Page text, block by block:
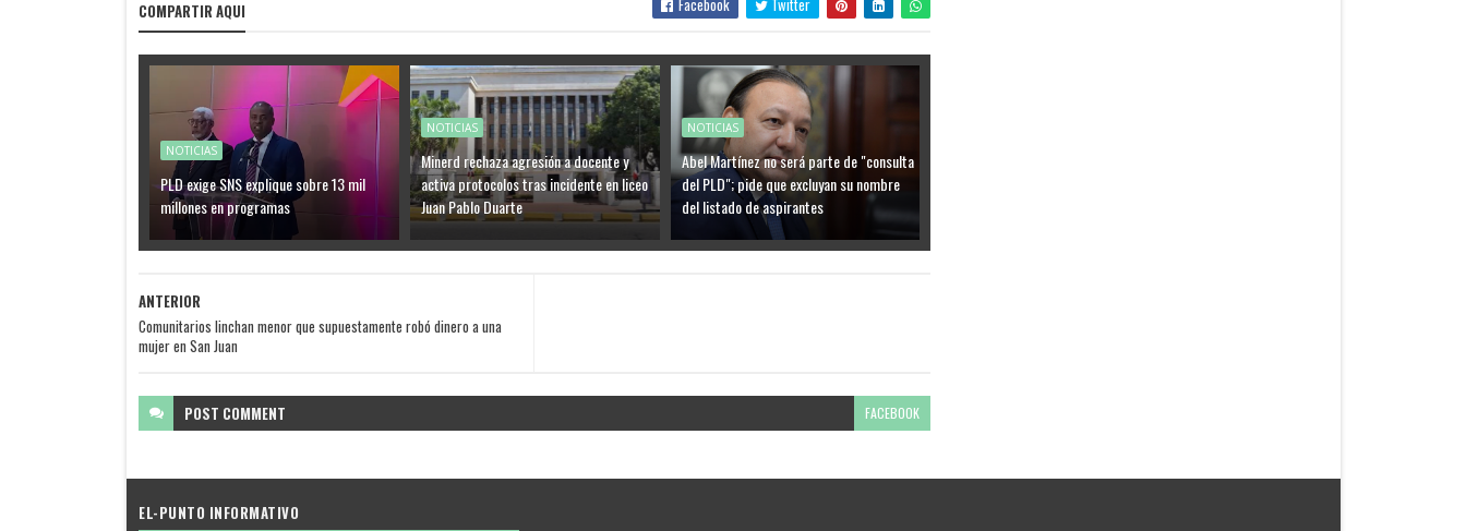
COMPARTIR AQUI Facebook Twitter
NOTICIAS
PLD exige SNS explique sobre 13 mil
millones en programas
NOTICIAS
Minerd rechaza agresión a docente y
activa protocolos tras incidente en liceo
Juan Pablo Duarte
NOTICIAS
Abel Martínez no será parte de "consulta
del PLD"; pide que excluyan su nombre
del listado de aspirantes
ANTERIOR
Comunitarios linchan menor que supuestamente robó dinero a una
mujer en San Juan
POST COMMENT FACEBOOK
EL-PUNTO INFORMATIVO